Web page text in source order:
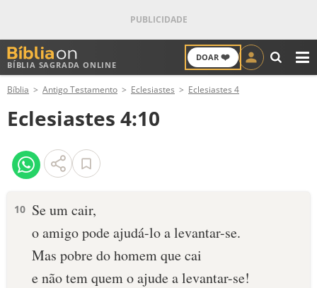
BÍBLIA SAGRADA ONLINE
DOAR ❤️
ANTIGO TESTAMENTO
NOVO TESTAMENTO
VERSÍCULOS
PALAVRA DO DIA
SALMO DO DIA
Bíblia Antigo Testamento Eclesiastes Eclesiastes 4
Eclesiastes 4:10
10 Se um cair,
o amigo pode ajudá-lo a levantar-se.
Mas pobre do homem que cai
e não tem quem o ajude a levantar-se!